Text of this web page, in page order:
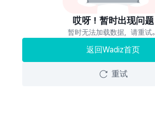
哎呀！暂时出现问题
暂时无法加载数据，请重试。
返回Wadiz首页
重试